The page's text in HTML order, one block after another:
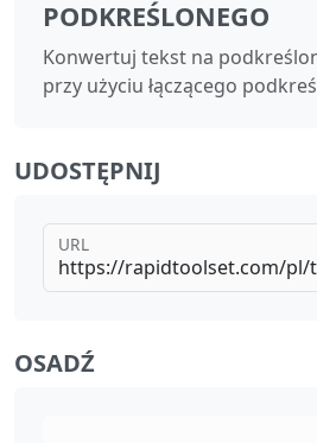
PODKREŚLONEGO
Konwertuj tekst na
przy użyciu łączącego
UDOSTĘPNIJ
URL
OSADŹ